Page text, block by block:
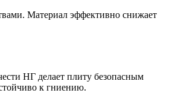
Материал эффективно снижает
НГ делает плиту безопасным
к гниению.